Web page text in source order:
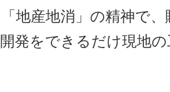
地産地消」の精神で
発をできるだけ現地